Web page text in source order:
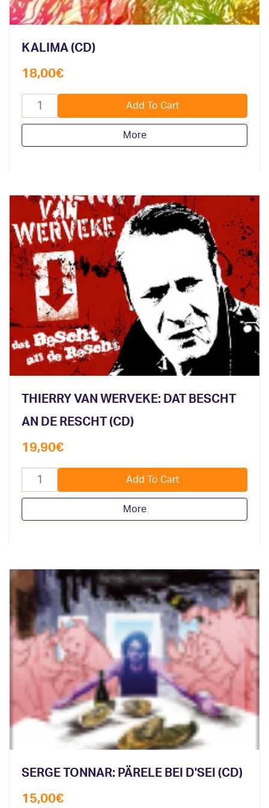
KALIMA (CD)
18,00€
More
THIERRY VAN WERVEKE: DAT BESCHT
AN DE RESCHT (CD)
19,90€
More
SERGE TONNAR: PÄRELE BEI D'SEI (CD)
15,00€